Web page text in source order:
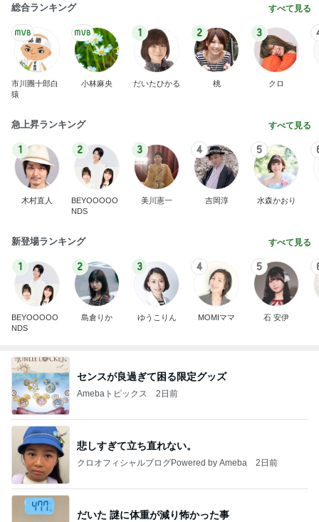
総合ランキング すべて見る
市川團十郎白
猿
小林麻央
1
だいたひかる
2
桃
3
クロ
急上昇ランキング すべて見る
1
木村直人
2
BEYOOOOO
NDS
3
美川憲一
4
吉岡淳
5
水森かおり
新登場ランキング すべて見る
1
BEYOOOOO
NDS
2
島倉りか
3
ゆうこりん
4
MOMIママ
5
石 安伊
センスが良過ぎて困る限定グッズ
Amebaトピックス 2日前
悲しすぎて立ち直れない。
クロオフィシャルブログPowered by Ameba 2日前
だいた 謎に体重が減り怖かった事